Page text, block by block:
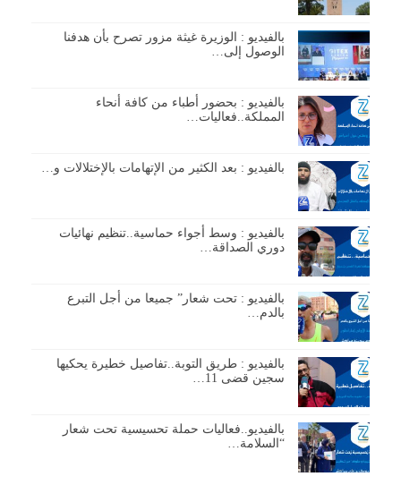
بالفيديو : الوزيرة غيثة مزور تصرح بأن هدفنا
الوصول إلى…
بالفيديو : بحضور أطباء من كافة أنحاء
المملكة..فعاليات…
بالفيديو : بعد الكثير من الإتهامات بالإختلالات و…
بالفيديو : وسط أجواء حماسية..تنظيم نهائيات
دوري الصداقة…
بالفيديو : تحت شعار” جميعا من أجل التبرع
بالدم…
بالفيديو : طريق التوبة..تفاصيل خطيرة يحكيها
سجين قضى 11…
بالفيديو..فعاليات حملة تحسيسية تحت شعار
“السلامة…